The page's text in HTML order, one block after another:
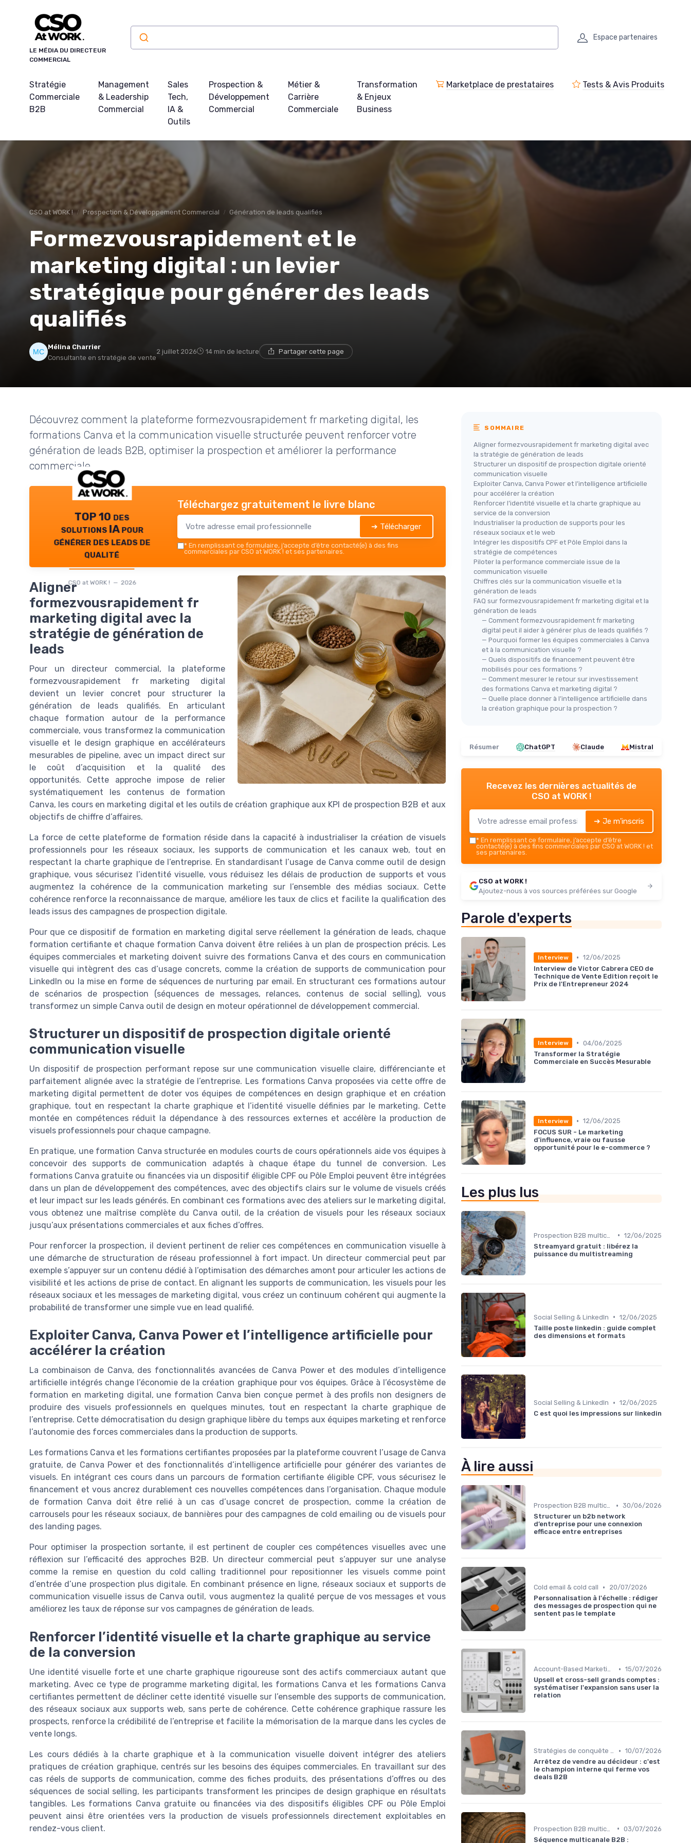
LE MÉDIA DU DIRECTEUR
COMMERCIAL
Espace partenaires
Stratégie
Commerciale
B2B
Management
& Leadership
Commercial
Sales
Tech,
IA &
Outils
Prospection &
Développement
Commercial
Métier &
Carrière
Commerciale
Transformation
& Enjeux
Business
Marketplace de prestataires Tests & Avis Produits
CSO at WORK ! Prospection & Développement Commercial Génération de leads qualifiés
Formezvousrapidement et le
marketing digital : un levier
stratégique pour générer des leads
qualifiés
Mélina Charrier
Consultante en stratégie de vente
2 juillet 2026 14 min de lecture Partager cette page
Découvrez comment la plateforme formezvousrapidement fr marketing digital, les
formations Canva et la communication visuelle structurée peuvent renforcer votre
génération de leads B2B, optimiser la prospection et améliorer la performance
commerciale.
TOP 10 des
solutions IA pour
générer des leads de
qualité
CSO at WORK ! — 2026
Téléchargez gratuitement le livre blanc
➔ Télécharger
* En remplissant ce formulaire, j’accepte d’être contacté(e) à des fins
commerciales par CSO at WORK ! et ses partenaires.
Aligner
formezvousrapidement fr
marketing digital avec la
stratégie de génération de
leads
Pour un directeur commercial, la plateforme
formezvousrapidement fr marketing digital
devient un levier concret pour structurer la
génération de leads qualifiés. En articulant
chaque formation autour de la performance
commerciale, vous transformez la communication
visuelle et le design graphique en accélérateurs
mesurables de pipeline, avec un impact direct sur
le coût d’acquisition et la qualité des
opportunités. Cette approche impose de relier
systématiquement les contenus de formation
Canva, les cours en marketing digital et les outils de création graphique aux KPI de prospection B2B et aux
objectifs de chiffre d’affaires.
La force de cette plateforme de formation réside dans la capacité à industrialiser la création de visuels
professionnels pour les réseaux sociaux, les supports de communication et les canaux web, tout en
respectant la charte graphique de l’entreprise. En standardisant l’usage de Canva comme outil de design
graphique, vous sécurisez l’identité visuelle, vous réduisez les délais de production de supports et vous
augmentez la cohérence de la communication marketing sur l’ensemble des médias sociaux. Cette
cohérence renforce la reconnaissance de marque, améliore les taux de clics et facilite la qualification des
leads issus des campagnes de prospection digitale.
Pour que ce dispositif de formation en marketing digital serve réellement la génération de leads, chaque
formation certifiante et chaque formation Canva doivent être reliées à un plan de prospection précis. Les
équipes commerciales et marketing doivent suivre des formations Canva et des cours en communication
visuelle qui intègrent des cas d’usage concrets, comme la création de supports de communication pour
LinkedIn ou la mise en forme de séquences de nurturing par email. En structurant ces formations autour
de scénarios de prospection (séquences de messages, relances, contenus de social selling), vous
transformez un simple Canva outil de design en moteur opérationnel de développement commercial.
Structurer un dispositif de prospection digitale orienté
communication visuelle
Un dispositif de prospection performant repose sur une communication visuelle claire, différenciante et
parfaitement alignée avec la stratégie de l’entreprise. Les formations Canva proposées via cette offre de
marketing digital permettent de doter vos équipes de compétences en design graphique et en création
graphique, tout en respectant la charte graphique et l’identité visuelle définies par le marketing. Cette
montée en compétences réduit la dépendance à des ressources externes et accélère la production de
visuels professionnels pour chaque campagne.
En pratique, une formation Canva structurée en modules courts de cours opérationnels aide vos équipes à
concevoir des supports de communication adaptés à chaque étape du tunnel de conversion. Les
formations Canva gratuite ou financées via un dispositif éligible CPF ou Pôle Emploi peuvent être intégrées
dans un plan de développement des compétences, avec des objectifs clairs sur le volume de visuels créés
et leur impact sur les leads générés. En combinant ces formations avec des ateliers sur le marketing digital,
vous obtenez une maîtrise complète du Canva outil, de la création de visuels pour les réseaux sociaux
jusqu’aux présentations commerciales et aux fiches d’offres.
Pour renforcer la prospection, il devient pertinent de relier ces compétences en communication visuelle à
une démarche de structuration de réseau professionnel à fort impact. Un directeur commercial peut par
exemple s’appuyer sur un contenu dédié à l’optimisation des démarches amont pour articuler les actions de
visibilité et les actions de prise de contact. En alignant les supports de communication, les visuels pour les
réseaux sociaux et les messages de marketing digital, vous créez un continuum cohérent qui augmente la
probabilité de transformer une simple vue en lead qualifié.
Exploiter Canva, Canva Power et l’intelligence artificielle pour
accélérer la création
La combinaison de Canva, des fonctionnalités avancées de Canva Power et des modules d’intelligence
artificielle intégrés change l’économie de la création graphique pour vos équipes. Grâce à l’écosystème de
formation en marketing digital, une formation Canva bien conçue permet à des profils non designers de
produire des visuels professionnels en quelques minutes, tout en respectant la charte graphique de
l’entreprise. Cette démocratisation du design graphique libère du temps aux équipes marketing et renforce
l’autonomie des forces commerciales dans la production de supports.
Les formations Canva et les formations certifiantes proposées par la plateforme couvrent l’usage de Canva
gratuite, de Canva Power et des fonctionnalités d’intelligence artificielle pour générer des variantes de
visuels. En intégrant ces cours dans un parcours de formation certifiante éligible CPF, vous sécurisez le
financement et vous ancrez durablement ces nouvelles compétences dans l’organisation. Chaque module
de formation Canva doit être relié à un cas d’usage concret de prospection, comme la création de
carrousels pour les réseaux sociaux, de bannières pour des campagnes de cold emailing ou de visuels pour
des landing pages.
Pour optimiser la prospection sortante, il est pertinent de coupler ces compétences visuelles avec une
réflexion sur l’efficacité des approches B2B. Un directeur commercial peut s’appuyer sur une analyse
comme la remise en question du cold calling traditionnel pour repositionner les visuels comme point
d’entrée d’une prospection plus digitale. En combinant présence en ligne, réseaux sociaux et supports de
communication visuelle issus de Canva outil, vous augmentez la qualité perçue de vos messages et vous
améliorez les taux de réponse sur vos campagnes de génération de leads.
Renforcer l’identité visuelle et la charte graphique au service
de la conversion
Une identité visuelle forte et une charte graphique rigoureuse sont des actifs commerciaux autant que
marketing. Avec ce type de programme marketing digital, les formations Canva et les formations Canva
certifiantes permettent de décliner cette identité visuelle sur l’ensemble des supports de communication,
des réseaux sociaux aux supports web, sans perte de cohérence. Cette cohérence graphique rassure les
prospects, renforce la crédibilité de l’entreprise et facilite la mémorisation de la marque dans les cycles de
vente longs.
Les cours dédiés à la charte graphique et à la communication visuelle doivent intégrer des ateliers
pratiques de création graphique, centrés sur les besoins des équipes commerciales. En travaillant sur des
cas réels de supports de communication, comme des fiches produits, des présentations d’offres ou des
séquences de social selling, les participants transforment les principes de design graphique en résultats
tangibles. Les formations Canva gratuite ou financées via des dispositifs éligibles CPF ou Pôle Emploi
peuvent ainsi être orientées vers la production de visuels professionnels directement exploitables en
rendez-vous client.
SOMMAIRE
Aligner formezvousrapidement fr marketing digital avec
la stratégie de génération de leads
Structurer un dispositif de prospection digitale orienté
communication visuelle
Exploiter Canva, Canva Power et l’intelligence artificielle
pour accélérer la création
Renforcer l’identité visuelle et la charte graphique au
service de la conversion
Industrialiser la production de supports pour les
réseaux sociaux et le web
Intégrer les dispositifs CPF et Pôle Emploi dans la
stratégie de compétences
Piloter la performance commerciale issue de la
communication visuelle
Chiffres clés sur la communication visuelle et la
génération de leads
FAQ sur formezvousrapidement fr marketing digital et la
génération de leads
— Comment formezvousrapidement fr marketing
digital peut il aider à générer plus de leads qualifiés ?
— Pourquoi former les équipes commerciales à Canva
et à la communication visuelle ?
— Quels dispositifs de financement peuvent être
mobilisés pour ces formations ?
— Comment mesurer le retour sur investissement
des formations Canva et marketing digital ?
— Quelle place donner à l’intelligence artificielle dans
la création graphique pour la prospection ?
Résumer ChatGPT Claude Mistral
Recevez les dernières actualités de
CSO at WORK !
➔ Je m'inscris
* En remplissant ce formulaire, j’accepte d’être
contacté(e) à des fins commerciales par CSO at WORK ! et
ses partenaires.
CSO at WORK !
Ajoutez-nous à vos sources préférées sur Google
Parole d'experts
Interview • 12/06/2025
Interview de Victor Cabrera CEO de
Technique de Vente Edition reçoit le
Prix de l'Entrepreneur 2024
Interview • 04/06/2025
Transformer la Stratégie
Commerciale en Succès Mesurable
Interview • 12/06/2025
FOCUS SUR - Le marketing
d'influence, vraie ou fausse
opportunité pour le e-commerce ?
Les plus lus
• 12/06/2025
Streamyard gratuit : libérez la
puissance du multistreaming
Social Selling & LinkedIn • 12/06/2025
Taille poste linkedin : guide complet
des dimensions et formats
Social Selling & LinkedIn • 12/06/2025
C est quoi les impressions sur linkedin
À lire aussi
Prospection B2B multicanale • 30/06/2026
Structurer un b2b network
d’entreprise pour une connexion
efficace entre entreprises
Cold email & cold call •
20/07/2026
Personnalisation à l'échelle : rédiger
des messages de prospection qui ne
sentent pas le template
Account-Based Marketing (ABM) • 15/07/2026
Upsell et cross-sell grands comptes :
systématiser l'expansion sans user la
relation
Stratégies de conquête grands comptes • 10/07/2026
Arrêtez de vendre au décideur : c'est
le champion interne qui ferme vos
deals B2B
• 03/07/2026
Séquence multicanale B2B :